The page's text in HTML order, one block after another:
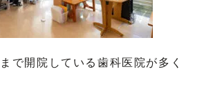
で開院している歯科医院が多く